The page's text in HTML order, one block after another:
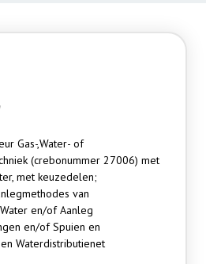
Gas-,Water- of
(crebonummer 27006) met
met keuzedelen;
van
en/of Aanleg
en/of Spuien en
Waterdistributienet